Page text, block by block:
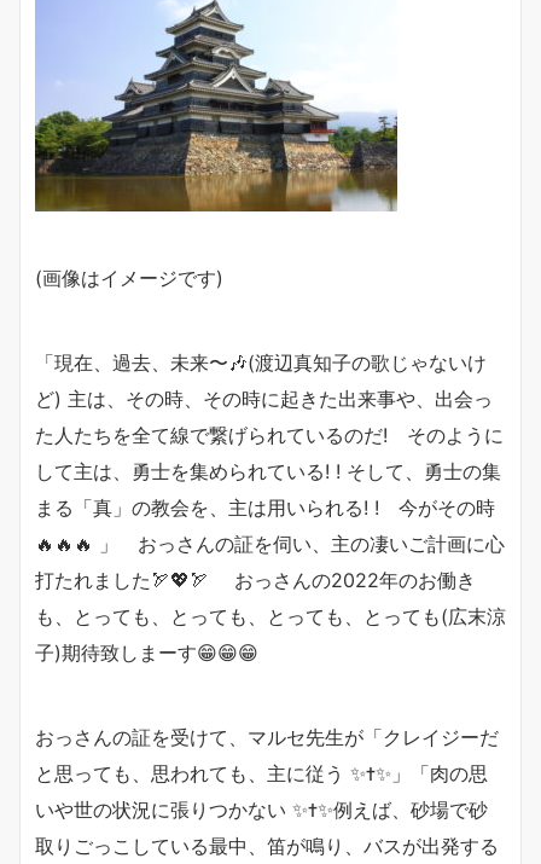
(画像はイメージです)
「現在、過去、未来〜🎶(渡辺真知子の歌じゃないけ
ど) 主は、その時、その時に起きた出来事や、出会っ
た人たちを全て線で繋げられているのだ! そのように
して主は、勇士を集められている! ! そして、勇士の集
まる「真」の教会を、主は用いられる! ! 今がその時
🔥🔥🔥 」 おっさんの証を伺い、主の凄いご計画に心
打たれました🏹💖🏹 おっさんの2022年のお働き
も、とっても、とっても、とっても、とっても(広末涼
子)期待致しまーす😁😁😁
おっさんの証を受けて、マルセ先生が「クレイジーだ
と思っても、思われても、主に従う ✨✝️✨」「肉の思
いや世の状況に張りつかない ✨✝️✨例えば、砂場で砂
取りごっこしている最中、笛が鳴り、バスが出発する